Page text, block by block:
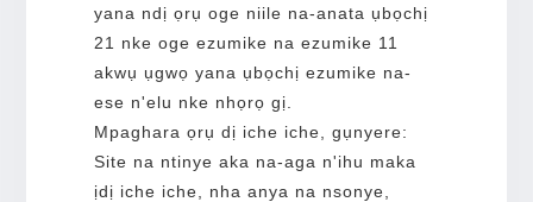
yana ndị ọrụ oge niile na-anata ụbọchị
21 nke oge ezumike na ezumike 11
akwụ ụgwọ yana ụbọchị ezumike na-
ese n'elu nke nhọrọ gị.
Mpaghara ọrụ dị iche iche, gụnyere:
Site na ntinye aka na-aga n'ihu maka
ịdị iche iche, nha anya na nsonye,